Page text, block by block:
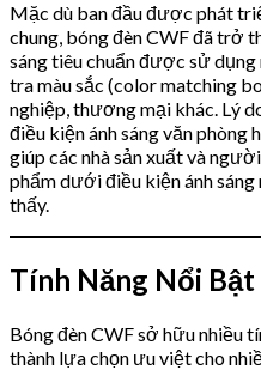
Mặc dù ban đầu được phát
chung, bóng đèn CWF đã trở
sáng tiêu chuẩn được sử
tra màu sắc (color matching
nghiệp, thương mại khác. Lý
điều kiện ánh sáng văn phòng
giúp các nhà sản xuất và
phẩm dưới điều kiện ánh
thấy.
Tính Năng Nổi Bật
Bóng đèn CWF sở hữu nhiều
thành lựa chọn ưu việt cho